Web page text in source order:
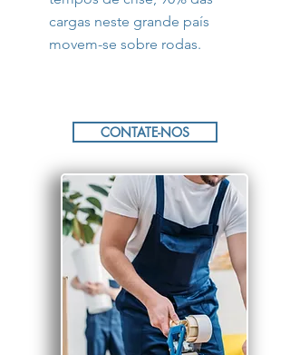
cargas neste grande país
movem-se sobre rodas.
CONTATE-NOS